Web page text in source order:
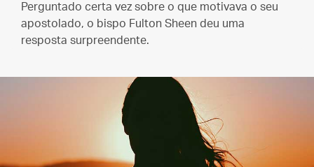
Perguntado certa vez sobre o que motivava o seu
apostolado, o bispo Fulton Sheen deu uma
resposta surpreendente.